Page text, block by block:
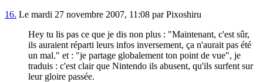
16. Le mardi 27 novembre 2007, 11:08 par Pixoshiru
Hey tu lis pas ce que je dis non plus : "Maintenant, c'est sûr,
ils auraient réparti leurs infos inversement, ça n'aurait pas été
un mal." et : "je partage globalement ton point de vue", je
traduis : c'est clair que Nintendo ils abusent, qu'ils surfent sur
leur gloire passée.